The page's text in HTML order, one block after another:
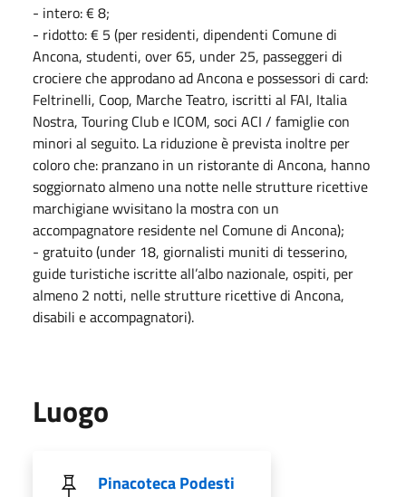
- intero: € 8;
- ridotto: € 5 (per residenti, dipendenti Comune di
Ancona, studenti, over 65, under 25, passeggeri di
crociere che approdano ad Ancona e possessori di card:
Feltrinelli, Coop, Marche Teatro, iscritti al FAI, Italia
Nostra, Touring Club e ICOM, soci ACI / famiglie con
minori al seguito. La riduzione è prevista inoltre per
coloro che: pranzano in un ristorante di Ancona, hanno
soggiornato almeno una notte nelle strutture ricettive
marchigiane wvisitano la mostra con un
accompagnatore residente nel Comune di Ancona);
- gratuito (under 18, giornalisti muniti di tesserino,
guide turistiche iscritte all’albo nazionale, ospiti, per
almeno 2 notti, nelle strutture ricettive di Ancona,
disabili e accompagnatori).
Luogo
Pinacoteca Podesti